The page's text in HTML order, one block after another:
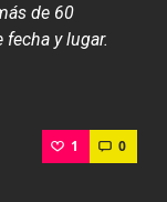
de 60
y lugar.
1 0